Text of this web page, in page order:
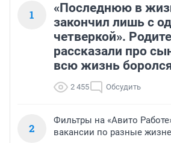
1
«Последнюю в
закончил лишь с
четверкой».
рассказали про
всю жизнь
2 455 Обсудить
2
Фильтры на «Авито
вакансии по разные